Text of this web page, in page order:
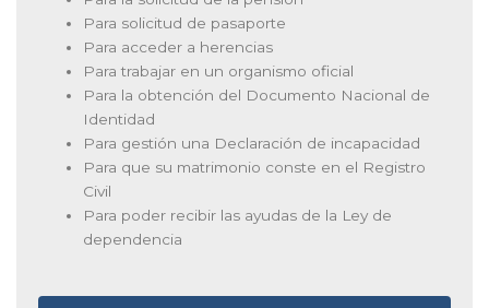
Para solicitud de pasaporte
Para acceder a herencias
Para trabajar en un organismo oficial
Para la obtención del Documento Nacional de
Identidad
Para gestión una Declaración de incapacidad
Para que su matrimonio conste en el Registro
Civil
Para poder recibir las ayudas de la Ley de
dependencia